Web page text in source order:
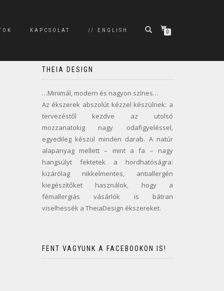
KAPCSOLAT // ENGLISH 0
THEIA DESIGN
…Minimál, modern és nagyon színes…
Az ékszerek abszolút kézzel készülnek: a
tervezéstől kezdve az utolsó
mozzanatokig nagy odafigyeléssel,
egyedileg készül minden darab. A natúr
alapanyag mellett – mint a fa – nagy
hangsúlyt fektetek a hordhatóságra:
kizárólag nikkelmentes, antiallergén
kiegészítőket használok, hogy a
fémallergiás vásárlók is bátran
viselhessék a TheiaDesign ékszereket.
FENT VAGYUNK A FACEBOOKON IS!